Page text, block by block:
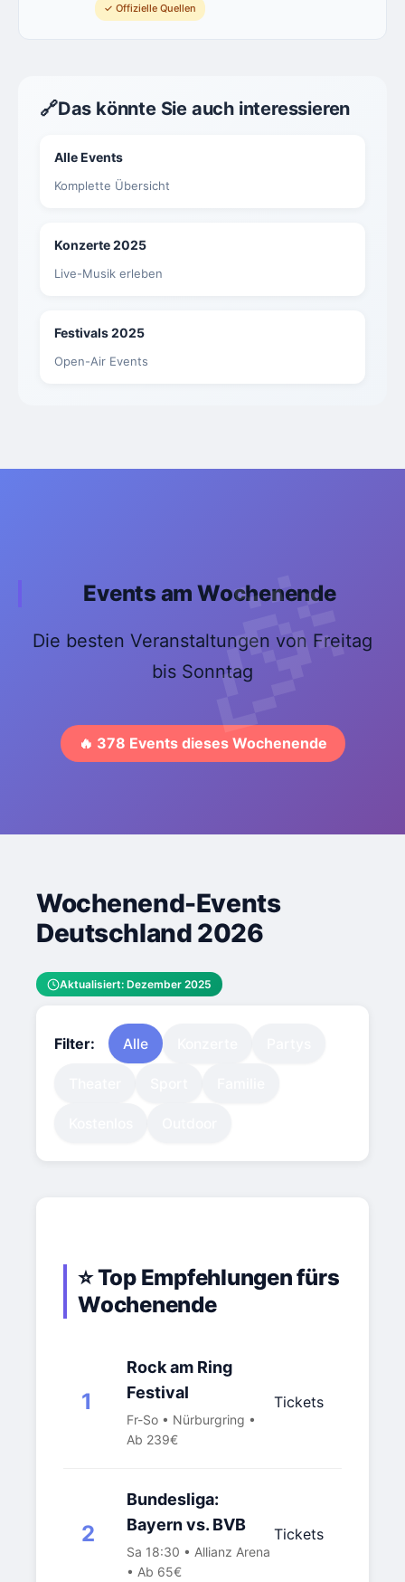
✓ Offizielle Quellen
🔗Das könnte Sie auch interessieren
Alle Events
Komplette Übersicht
Konzerte 2025
Live-Musik erleben
Festivals 2025
Open-Air Events
Events am Wochenende
Die besten Veranstaltungen von Freitag
bis Sonntag
🔥 378 Events dieses Wochenende
Wochenend-Events
Deutschland 2026
Aktualisiert: Dezember 2025
Filter: Alle
⭐ Top Empfehlungen fürs
Wochenende
1
Rock am Ring
Festival
Fr-So • Nürburgring •
Ab 239€
Tickets
2
Bundesliga:
Bayern vs. BVB
Sa 18:30 • Allianz Arena
• Ab 65€
Tickets